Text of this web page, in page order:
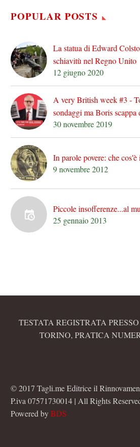
POPULAR POSTS
La statua di Edward
schiavitù nel Regno Unito
12 giugno 2020
A very British week #3 -
sondaggi ma Boris
30 novembre 2019
In parole povere: che
9 novembre 2012
Piccole insofferenze...al
25 gennaio 2013
TESTATA REGISTRATA
TORINO, PRATICA
© 2017 Tagli.me Editrice il
P.iva 07571730014 | All Rights
Powered byBDS